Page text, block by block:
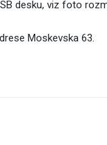
desku, viz foto
Moskevska 63.